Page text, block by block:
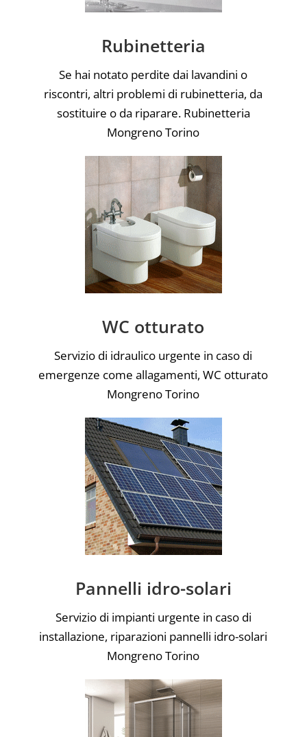
Rubinetteria
Se hai notato perdite dai lavandini o
riscontri, altri problemi di rubinetteria, da
sostituire o da riparare. Rubinetteria
Mongreno Torino
WC otturato
Servizio di idraulico urgente in caso di
emergenze come allagamenti, WC otturato
Mongreno Torino
Pannelli idro-solari
Servizio di impianti urgente in caso di
installazione, riparazioni pannelli idro-solari
Mongreno Torino